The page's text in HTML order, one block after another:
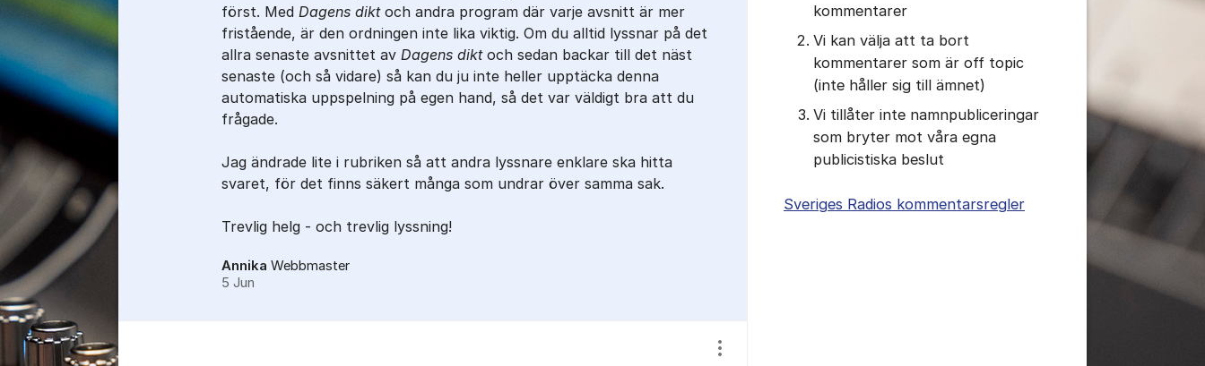
först. Med Dagens dikt och andra program där varje avsnitt är mer
fristående, är den ordningen inte lika viktig. Om du alltid lyssnar på det
allra senaste avsnittet av Dagens diktoch sedan backar till det näst
senaste (och så vidare) så kan du ju inte heller upptäcka denna
automatiska uppspelning på egen hand, så det var väldigt bra att du
frågade.
Jag ändrade lite i rubriken så att andra lyssnare enklare ska hitta
svaret, för det finns säkert många som undrar över samma sak.
Trevlig helg - och trevlig lyssning!
Annika Webbmaster
5 Jun
Visa/dölj inställningar för inlägg/kommentar
kommentarer
Vi kan välja att ta bort
kommentarer som är off topic
(inte håller sig till ämnet)
Vi tillåter inte namnpubliceringar
som bryter mot våra egna
publicistiska beslut
Sveriges Radios kommentarsregler